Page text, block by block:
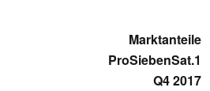
Marktanteile
ProSiebenSat.1
Q4 2017